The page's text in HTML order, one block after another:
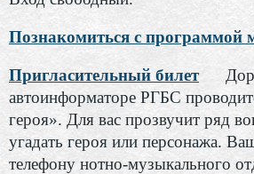
Познакомиться с программой
Пригласительный билет
автоинформаторе РГБС
героя». Для вас прозвучит ряд
угадать героя или персонажа.
телефону нотно-музыкального